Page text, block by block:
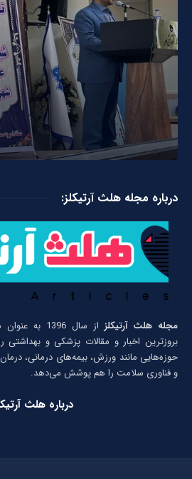
درباره مجله هلث آرتیکلز:
مجله هلث آرتیکلز
از سال
بروزترین اخبار و مقالات پزشکی و
حوزه‌هایی مانند ورزش، بیمه‌های درمانی،
و فناوری سلامت را هم پوشش می‌دهد.
درباره هلث